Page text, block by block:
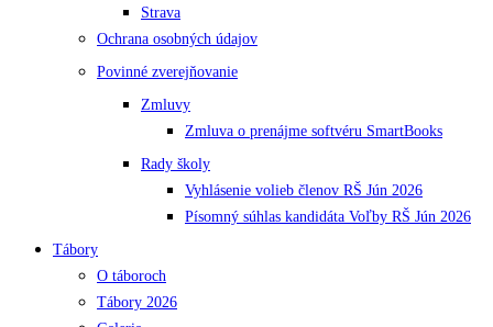
Strava
Ochrana osobných údajov
Povinné zverejňovanie
Zmluvy
Zmluva o prenájme softvéru SmartBooks
Rady školy
Vyhlásenie volieb členov RŠ Jún 2026
Písomný súhlas kandidáta Voľby RŠ Jún 2026
Tábory
O táboroch
Tábory 2026